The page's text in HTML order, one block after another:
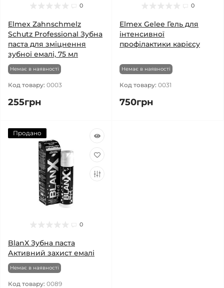
0
Elmex Zahnschmelz
Schutz Professional Зубна
паста для зміцнення
зубної емалі, 75 мл
Немає в наявності
Код товару: 0003
255грн
0
Elmex Gelee Гель для
інтенсивної
профілактики карієсу
Немає в наявності
Код товару: 0031
750грн
Продано
0
BlanX Зубна паста
Активний захист емалі
Немає в наявності
Код товару: 0089